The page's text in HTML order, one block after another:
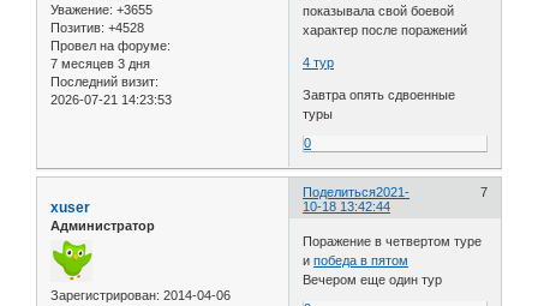
Уважение: +3655
Позитив: +4528
Провел на форуме:
7 месяцев 3 дня
Последний визит:
2026-07-21 14:23:53
показывала свой боевой
характер после поражений
4 тур
Завтра опять сдвоенные
туры
0
Поделиться 7
2021-
10-18 13:42:44
xuser
Администратор
Зарегистрирован: 2014-04-06
Поражение в четвертом туре
ипобеда в пятом
Вечером еще один тур